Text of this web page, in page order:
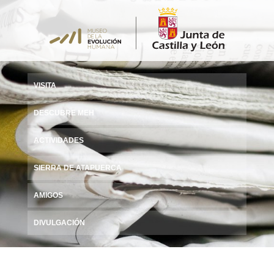
VISITA
DESCUBRE MEH
ACTIVIDADES
SIERRA DE ATAPUERCA
AMIGOS
DIVULGACIÓN